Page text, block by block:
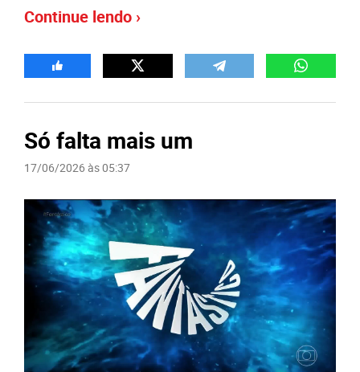
Continue lendo ›
Só falta mais um
17/06/2026 às 05:37